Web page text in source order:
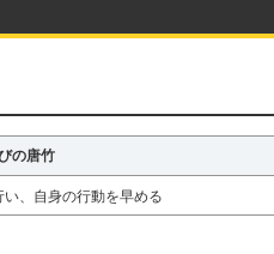
の唐竹
、自身の行動を早める